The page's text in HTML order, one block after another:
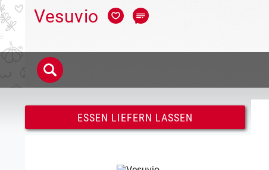
Vesuvio
ESSEN LIEFERN LASSEN